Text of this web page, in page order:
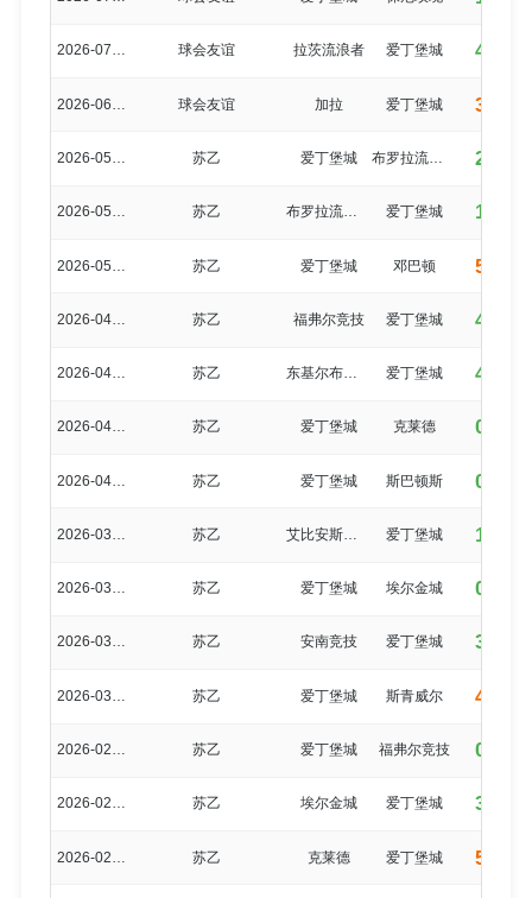
2026-07-01 球会友谊 拉茨流浪者 爱丁堡城 4-0
球会友谊 加拉 爱丁堡城 3-3
2026-05-16 苏乙 爱丁堡城 布罗拉流浪者 2-0
2026-05-09 苏乙 布罗拉流浪者 爱丁堡城 1-1
苏乙 爱丁堡城 邓巴顿 5-0
2026-04-25 苏乙 福弗尔竞技 爱丁堡城 4-0
2026-04-18 苏乙 东基尔布莱德 爱丁堡城 4-0
2026-04-11 苏乙 爱丁堡城 克莱德 0-2
2026-04-04 苏乙 爱丁堡城 斯巴顿斯 0-3
2026-03-28 苏乙 艾比安斯特灵 爱丁堡城 1-0
2026-03-21 苏乙 爱丁堡城 埃尔金城 0-3
2026-03-14 苏乙 安南竞技 爱丁堡城 3-0
苏乙 爱丁堡城 斯青威尔 4-1
2026-02-28 苏乙 爱丁堡城 福弗尔竞技 0-0
2026-02-25 苏乙 埃尔金城 爱丁堡城 3-0
苏乙 克莱德 爱丁堡城 5-0